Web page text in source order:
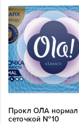
Прокл ОЛА нормал
сеточкой №10